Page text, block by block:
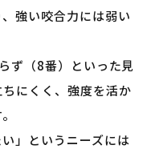
強い咬合力には弱い
ず（8番）といった見
にくく、強度を活か
」というニーズには